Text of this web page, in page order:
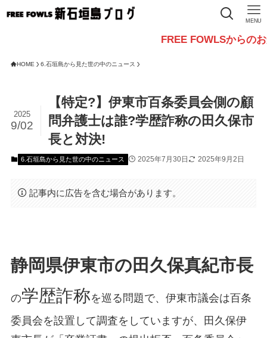
MENU
FREE FOWLSからのお知らせ
HOME 6.石垣島から見た世の中のニュース
【特定?】伊東市百条委員会側の顧
問弁護士は誰?学歴詐称の田久保市
長と対決!
2025
9/02
6.石垣島から見た世の中のニュース 2025年7月30日 2025年9月2日
記事内に広告を含む場合があります。
静岡県伊東市の田久保真紀市長
の学歴詐称を巡る問題で、伊東市議会は百条
委員会を設置して調査をしていますが、田久保伊